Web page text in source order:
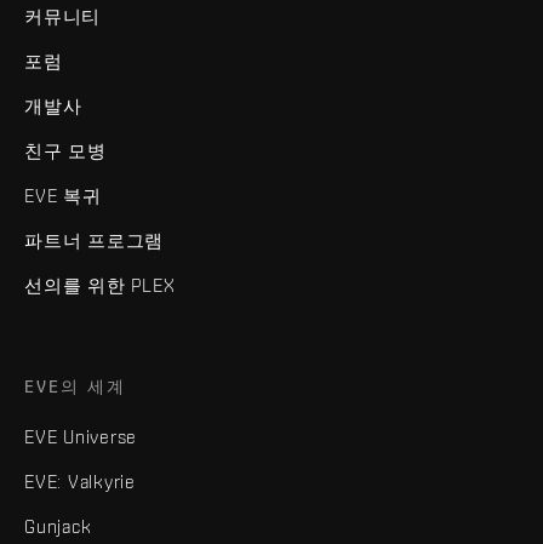
커뮤니티
포럼
개발사
친구 모병
EVE 복귀
파트너 프로그램
선의를 위한 PLEX
EVE의 세계
EVE Universe
EVE: Valkyrie
Gunjack